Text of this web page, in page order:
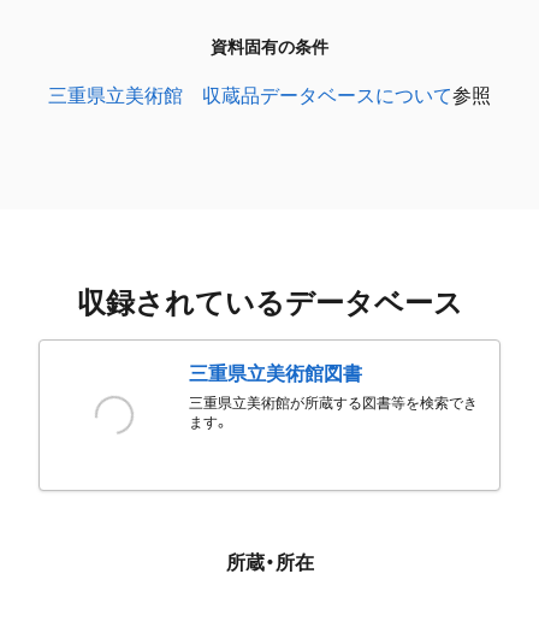
資料固有の条件
三重県立美術館 収蔵品データベースについて参照
収録されているデータベース
三重県立美術館図書
三重県立美術館が所蔵する図書等を検索でき
ます。
所蔵・所在